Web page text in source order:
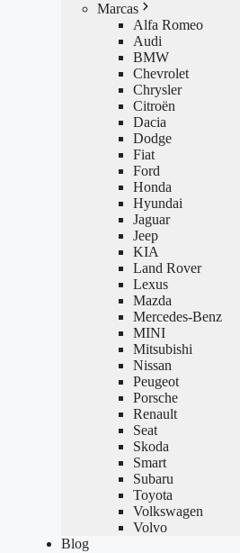
Marcas
Alfa Romeo
Audi
BMW
Chevrolet
Chrysler
Citroën
Dacia
Dodge
Fiat
Ford
Honda
Hyundai
Jaguar
Jeep
KIA
Land Rover
Lexus
Mazda
Mercedes-Benz
MINI
Mitsubishi
Nissan
Peugeot
Porsche
Renault
Seat
Skoda
Smart
Subaru
Toyota
Volkswagen
Volvo
Blog